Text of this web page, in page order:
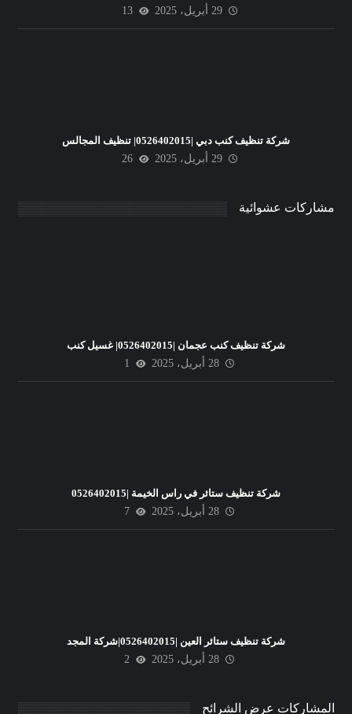
29 أبريل، 2025
13
شركة تنظيف كنب دبي |0526402015| تنظيف المجالس
29 أبريل، 2025
26
مشاركات عشوائية
شركة تنظيف كنب عجمان |0526402015| غسيل كنب
28 أبريل، 2025
1
شركة تنظيف ستائر في راس الخيمة |0526402015
28 أبريل، 2025
7
شركة تنظيف ستائر العين |0526402015|شركة المجد
28 أبريل، 2025
2
المشاركات عرض الشرائح